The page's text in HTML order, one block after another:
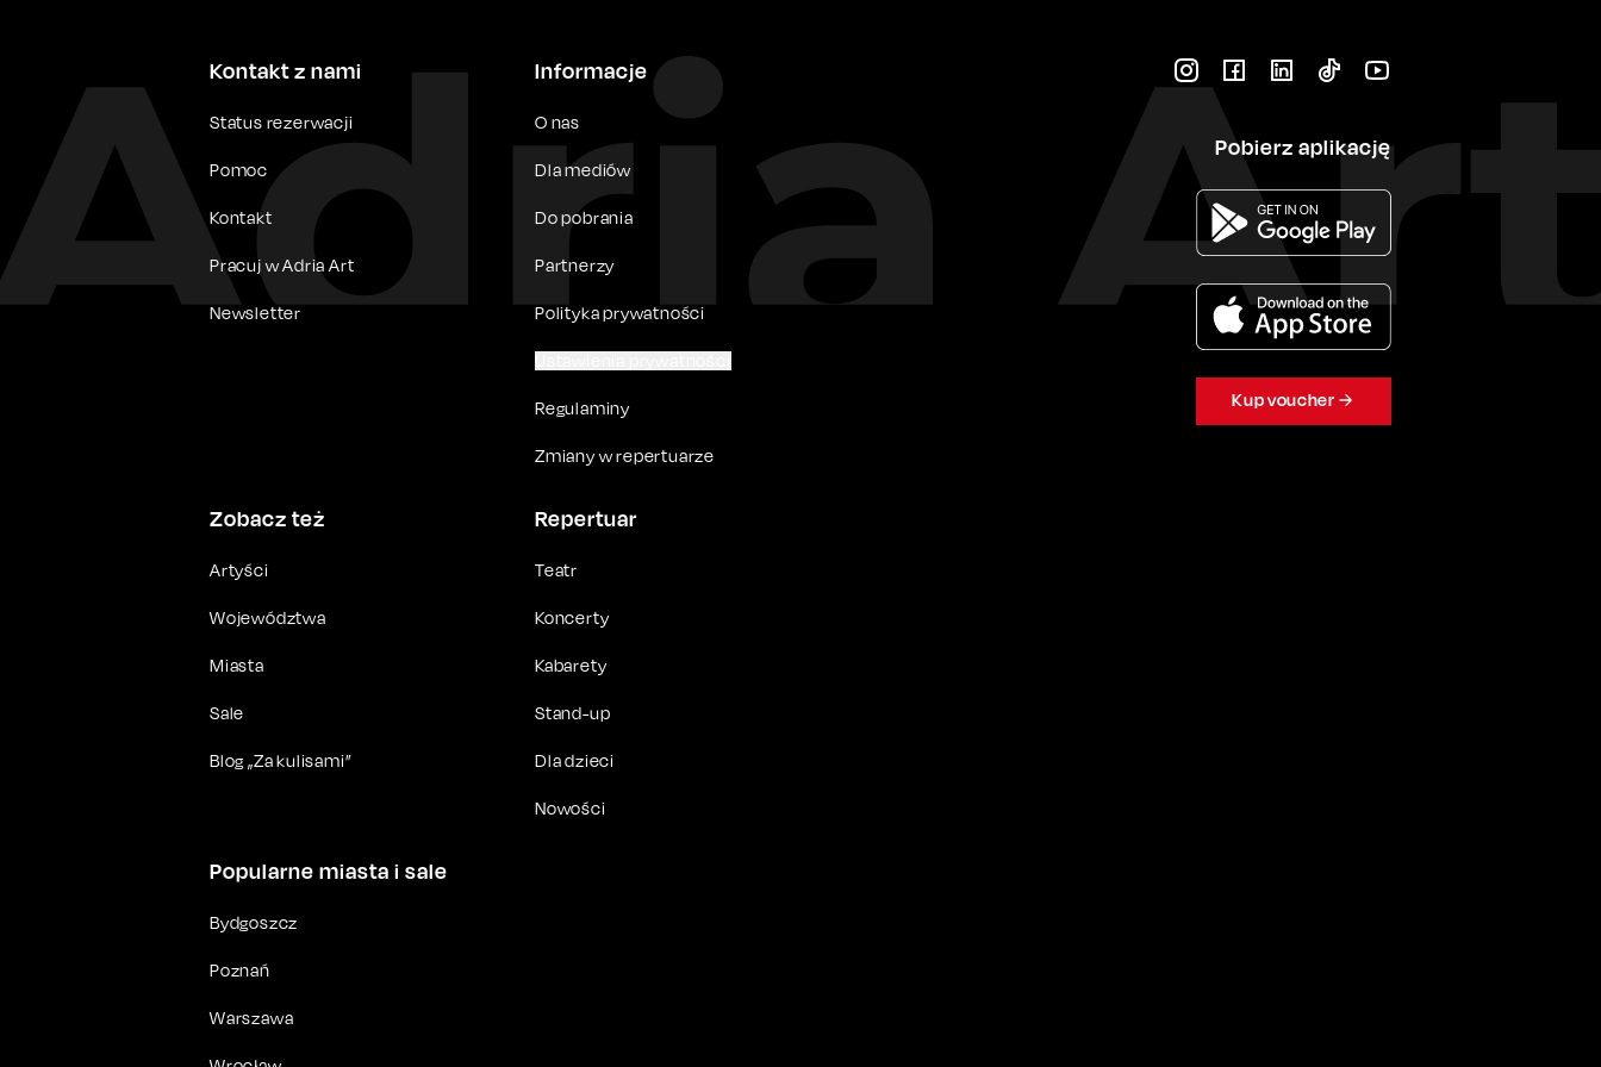
Kontakt z nami
Status rezerwacji
Pomoc
Kontakt
Pracuj w Adria Art
Newsletter
Informacje
O nas
Dla mediów
Do pobrania
Partnerzy
Polityka prywatności
Regulaminy
Zmiany w repertuarze
Zobacz też
Artyści
Województwa
Miasta
Sale
Blog „Za kulisami”
Repertuar
Teatr
Koncerty
Kabarety
Stand-up
Dla dzieci
Nowości
Popularne miasta i sale
Bydgoszcz
Poznań
Warszawa
Pobierz aplikację
Kup voucher